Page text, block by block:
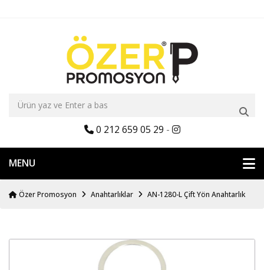
0 212 659 05 29 -
MENU
Özer Promosyon Anahtarlıklar AN-1280-L Çift Yön Anahtarlık